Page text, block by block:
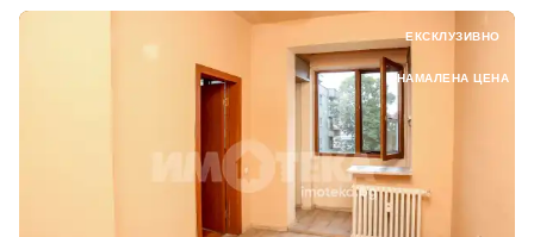
ЕКСКЛУЗИВНО
НАМАЛЕНА ЦЕНА